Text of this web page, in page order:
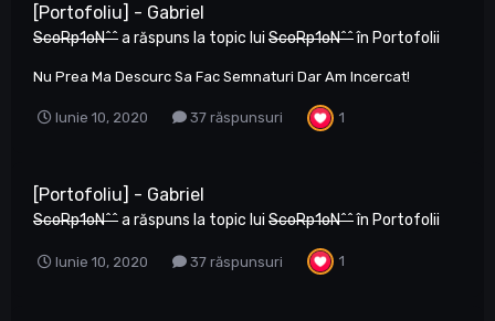
[Portofoliu] - Gabriel
ScoRp1oN^^a răspuns la topic lui ScoRp1oN^^în Portofolii
Nu Prea Ma Descurc Sa Fac Semnaturi Dar Am Incercat!
Iunie 10, 2020 37 răspunsuri 1
[Portofoliu] - Gabriel
ScoRp1oN^^a răspuns la topic lui ScoRp1oN^^în Portofolii
Iunie 10, 2020 37 răspunsuri 1